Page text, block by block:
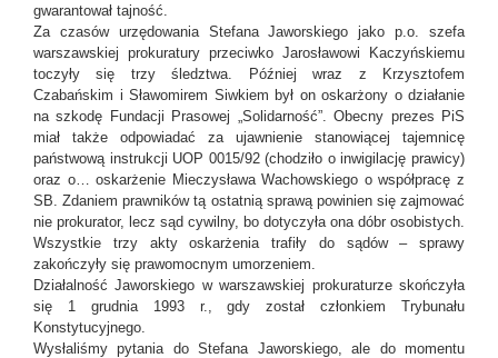
gwarantował tajność.
Za czasów urzędowania Stefana Jaworskiego jako p.o. szefa
warszawskiej prokuratury przeciwko Jarosławowi Kaczyńskiemu
toczyły się trzy śledztwa. Później wraz z Krzysztofem
Czabańskim i Sławomirem Siwkiem był on oskarżony o działanie
na szkodę Fundacji Prasowej „Solidarność”. Obecny prezes PiS
miał także odpowiadać za ujawnienie stanowiącej tajemnicę
państwową instrukcji UOP 0015/92 (chodziło o inwigilację prawicy)
oraz o… oskarżenie Mieczysława Wachowskiego o współpracę z
SB. Zdaniem prawników tą ostatnią sprawą powinien się zajmować
nie prokurator, lecz sąd cywilny, bo dotyczyła ona dóbr osobistych.
Wszystkie trzy akty oskarżenia trafiły do sądów – sprawy
zakończyły się prawomocnym umorzeniem.
Działalność Jaworskiego w warszawskiej prokuraturze skończyła
się 1 grudnia 1993 r., gdy został członkiem Trybunału
Konstytucyjnego.
Wysłaliśmy pytania do Stefana Jaworskiego, ale do momentu